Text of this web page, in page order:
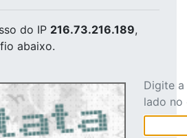
do IP 216.73.216.189,
abaixo.
Digite
lado no